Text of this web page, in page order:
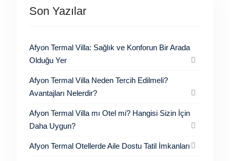
Son Yazılar
Afyon Termal Villa: Sağlık ve Konforun Bir Arada
Olduğu Yer
Afyon Termal Villa Neden Tercih Edilmeli?
Avantajları Nelerdir?
Afyon Termal Villa mı Otel mi? Hangisi Sizin İçin
Daha Uygun?
Afyon Termal Otellerde Aile Dostu Tatil İmkanları